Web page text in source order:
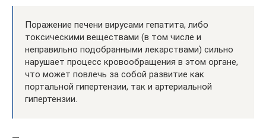
Поражение печени вирусами гепатита, либо
токсическими веществами (в том числе и
неправильно подобранными лекарствами) сильно
нарушает процесс кровообращения в этом органе,
что может повлечь за собой развитие как
портальной гипертензии, так и артериальной
гипертензии.